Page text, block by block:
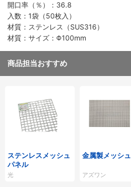
開口率（％）：36.8
入数：1袋（50枚入）
材質：ステンレス（SUS316）
材質：サイズ：Φ100mm
商品担当おすすめ
ステンレスメッシュ
パネル
光
金属製メッシュ
アズワン